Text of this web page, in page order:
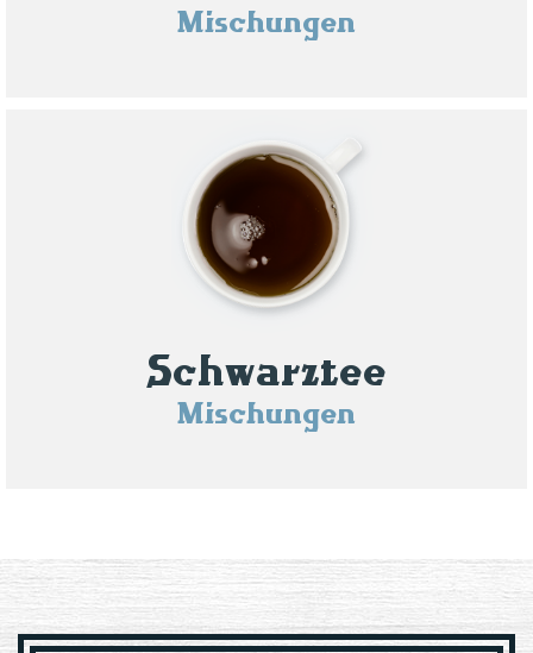
Mischungen
Schwarztee
Mischungen